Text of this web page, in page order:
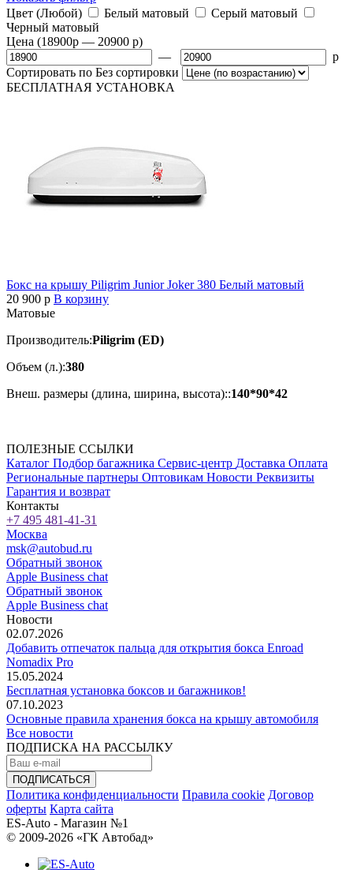
Цвет (Любой) Белый матовый
Серый матовый
Черный матовый
Цена (18900p — 20900 p)
—
p
Сортировать по Без сортировки
БЕСПЛАТНАЯ УСТАНОВКА
Бокс на крышу Piligrim Junior Joker 380 Белый матовый
20 900 p В корзину
Матовые
Производитель:Piligrim (ED)
Объем (л.):380
Внеш. размеры (длина, ширина, высота)::140*90*42
ПОЛЕЗНЫЕ ССЫЛКИ
Каталог Подбор багажника Сервис-центр Доставка Оплата
Региональные партнеры Оптовикам Новости Реквизиты
Гарантия и возврат
Контакты
+7 495 481-41-31
Москва
msk@autobud.ru
Обратный звонок
Apple Business chat
Обратный звонок
Apple Business chat
Новости
02.07.2026
Добавить отпечаток пальца для открытия бокса Enroad
Nomadix Pro
15.05.2024
Бесплатная установка боксов и багажников!
07.10.2023
Основные правила хранения бокса на крышу автомобиля
Все новости
ПОДПИСКА НА РАССЫЛКУ
Политика конфиденциальности Правила cookie Договор
оферты Карта сайта
ES-Auto - Магазин №1
© 2009-2026 «ГК Автобад»